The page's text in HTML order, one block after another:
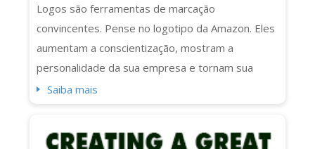
Logos são ferramentas de marcação
convincentes. Pense no logotipo da Amazon. Eles
aumentam a conscientização, mostram a
personalidade da sua empresa e tornam sua
marca memorável. Mas hoje, vamos nos
mais reconhecíveis do mundo (incluindo Chanel,
Saiba mais